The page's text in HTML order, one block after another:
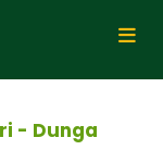
- Dunga